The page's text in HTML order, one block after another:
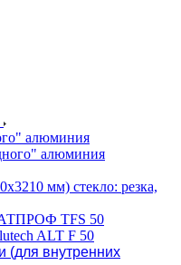
алюминия
алюминия
мм) стекло: резка,
TFS 50
ALT F 50
(для внутренних